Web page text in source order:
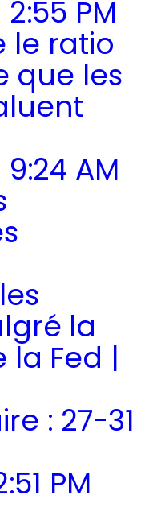
PM
le ratio
que les
AM
la
Fed |
: 27-31
PM